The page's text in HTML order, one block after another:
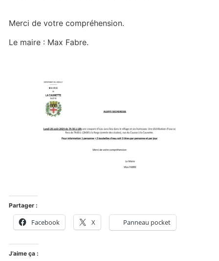
Merci de votre compréhension.
Le maire : Max Fabre.
Partager :
Facebook X Panneau pocket
J’aime ça :